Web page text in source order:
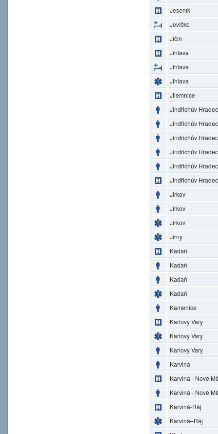
Jeseník
Jevíčko
Jičín
Jihlava
Jihlava
Jihlava
Jilemnice
Jindřichův Hradec
Jindřichův Hradec
Jindřichův Hradec
Jindřichův Hradec
Jindřichův Hradec
Jindřichův Hradec
Jirkov
Jirkov
Jirkov
Jirny
Kadaň
Kadaň
Kadaň
Kadaň
Kamenice
Karlovy Vary
Karlovy Vary
Karlovy Vary
Karviná
Karviná - Nové
Karviná - Nové
Karviná-Ráj
Karviná–Ráj